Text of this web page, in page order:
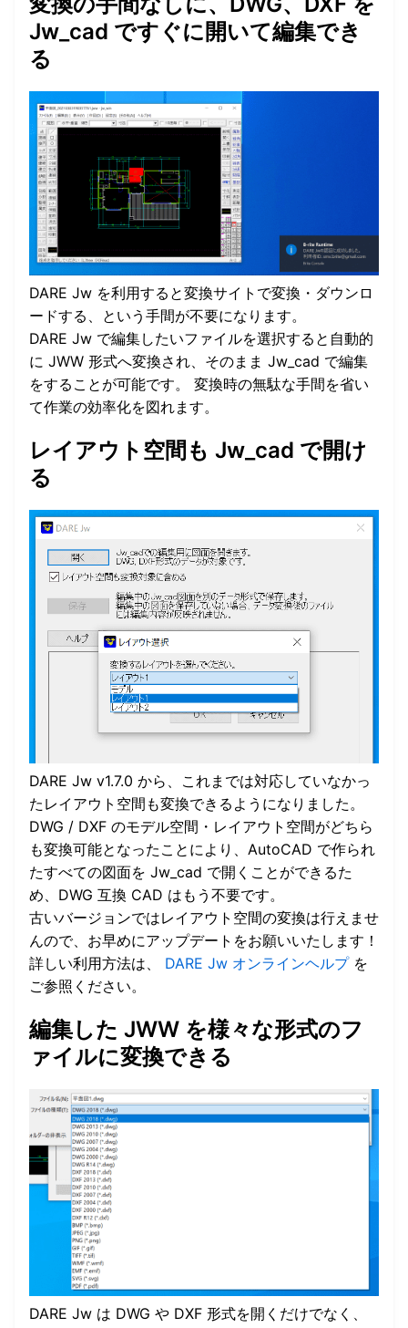
Jw_cad ですぐに開いて編集でき
る
DARE Jw を利用すると変換サイトで変換・ダウンロ
ードする、という手間が不要になります。
DARE Jw で編集したいファイルを選択すると自動的
に JWW 形式へ変換され、そのまま Jw_cad で編集
をすることが可能です。 変換時の無駄な手間を省い
て作業の効率化を図れます。
レイアウト空間も Jw_cad で開け
る
DARE Jw v1.7.0 から、これまでは対応していなかっ
たレイアウト空間も変換できるようになりました。
DWG / DXF のモデル空間・レイアウト空間がどちら
も変換可能となったことにより、AutoCAD で作られ
たすべての図面を Jw_cad で開くことができるた
め、DWG 互換 CAD はもう不要です。
古いバージョンではレイアウト空間の変換は行えませ
んので、お早めにアップデートをお願いいたします！
詳しい利用方法は、 DARE Jw オンラインヘルプを
ご参照ください。
編集した JWW を様々な形式のフ
ァイルに変換できる
DARE Jw は DWG や DXF 形式を開くだけでなく、